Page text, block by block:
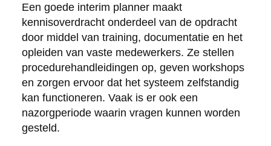
Een goede interim planner maakt
kennisoverdracht onderdeel van de opdracht
door middel van training, documentatie en het
opleiden van vaste medewerkers. Ze stellen
procedurehandleidingen op, geven workshops
en zorgen ervoor dat het systeem zelfstandig
kan functioneren. Vaak is er ook een
nazorgperiode waarin vragen kunnen worden
gesteld.